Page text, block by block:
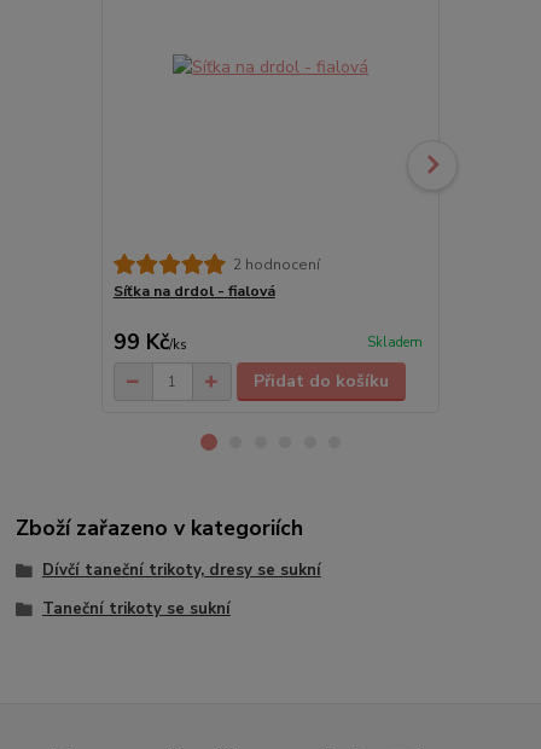
2 hodnocení
Síťka na drdol - fialová
99 Kč/ks Skladem
Přidat do košíku
Zboží zařazeno v kategoriích
Dívčí taneční trikoty, dresy se sukní
Taneční trikoty se sukní